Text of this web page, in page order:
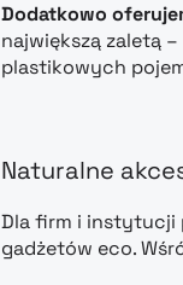
Dodatkowo
największą zaletą
plastikowych
Naturalne
Dla firm i instytucji
gadżetów eco.